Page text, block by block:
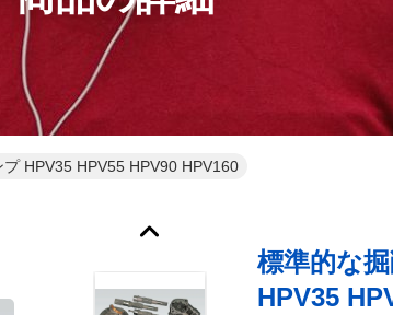
HPV35 HPV55 HPV90 HPV160
標準的な
HPV35